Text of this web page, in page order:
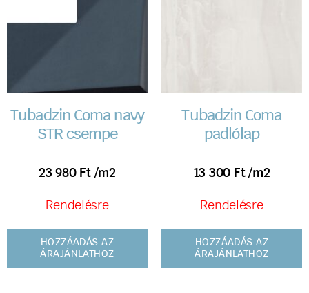
Tubadzin Coma navy
STR csempe
23 980 Ft /m2
Rendelésre
HOZZÁADÁS AZ
ÁRAJÁNLATHOZ
Tubadzin Coma
padlólap
13 300 Ft /m2
Rendelésre
HOZZÁADÁS AZ
ÁRAJÁNLATHOZ